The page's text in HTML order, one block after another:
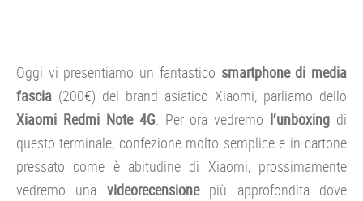
Oggi vi presentiamo un fantastico smartphone di media
fascia (200€) del brand asiatico Xiaomi, parliamo dello
Xiaomi Redmi Note 4G. Per ora vedremo l’unboxing di
questo terminale, confezione molto semplice e in cartone
pressato come è abitudine di Xiaomi, prossimamente
vedremo una videorecensionepiù approfondita dove